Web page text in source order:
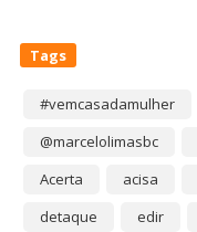
Tags
#vemcasadamulher
@marcelolimasbc
Acerta
acisa
detaque
edir